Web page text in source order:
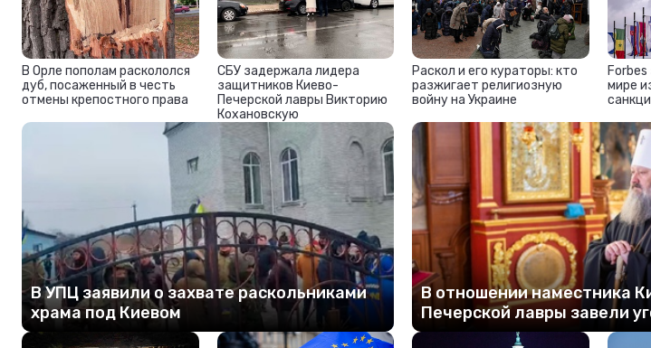
В Орле пополам раскололся
дуб, посаженный в честь
отмены крепостного права
СБУ задержала лидера
защитников Киево-
Печерской лавры Викторию
Кохановскую
Раскол и его кураторы: кто
разжигает религиозную
войну на Украине
Forbes
мире
В УПЦ заявили о захвате раскольниками
храма под Киевом
В отношении наместника
Печерской лавры завели